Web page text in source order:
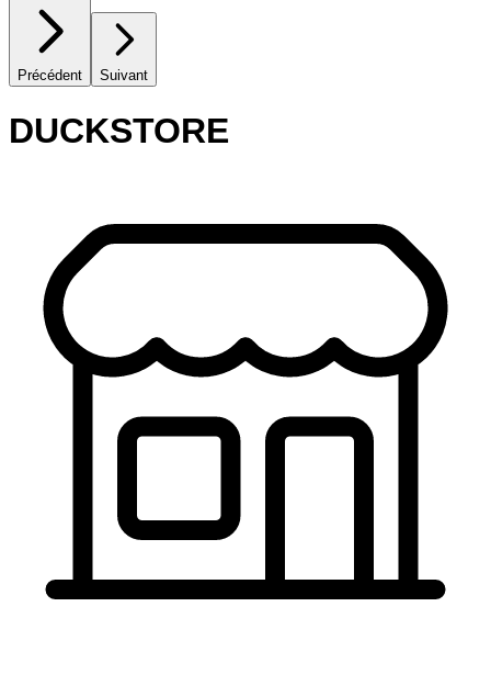
Précédent Suivant
DUCKSTORE